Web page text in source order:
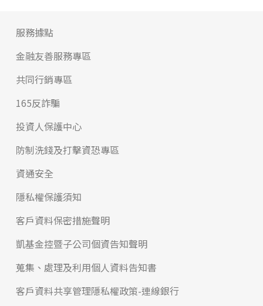
服務據點
金融友善服務專區
共同行銷專區
165反詐騙
投資人保護中心
防制洗錢及打擊資恐專區
資通安全
隱私權保護須知
客戶資料保密措施聲明
凱基金控暨子公司個資告知聲明
蒐集、處理及利用個人資料告知書
客戶資料共享管理隱私權政策-連線銀行